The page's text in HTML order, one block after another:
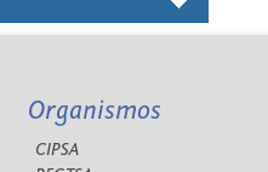
Organismos
CIPSA